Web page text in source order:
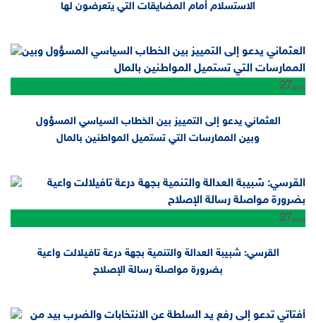
الاستسلام أمام المضايقات التي يتعرضون لها
27يونيو
العثماني يدعو إلى التمييز بين الخطاب السياسي المسؤول
وبين الممارسات التي تستميل المواطنين بالمال
27يونيو
القرسي: شبيبة العدالة والتنمية بجهة درعة تافيلالت واعية
بضرورة مواصلة رسالة الإصلاح